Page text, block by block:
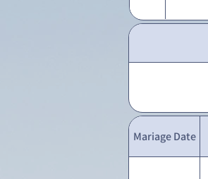
Mariage Date